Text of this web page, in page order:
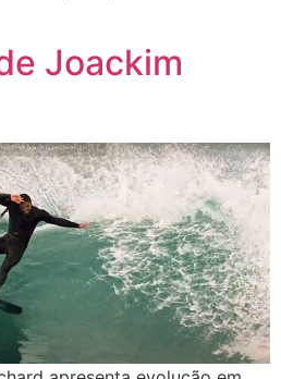
Joackim